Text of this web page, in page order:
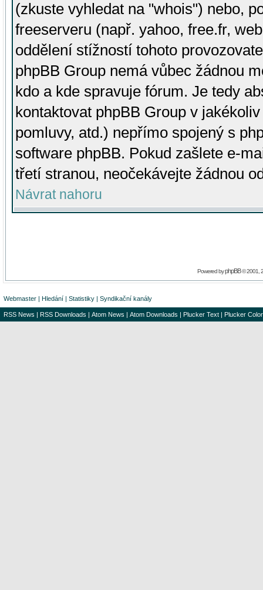
(zkuste vyhledat na "whois") nebo,
freeserveru (např. yahoo, free.fr,
oddělení stížností tohoto
phpBB Group nemá vůbec žádnou
kdo a kde spravuje fórum. Je tedy
kontaktovat phpBB Group v
pomluvy, atd.) nepřímo spojený s
software phpBB. Pokud zašlete e-
třetí stranou, neočekávejte žádnou
Návrat nahoru
Powered byphpBB© 2001,
Webmaster | Hledání | Statistiky | Syndikační kanály
RSS News | RSS Downloads | Atom News | Atom Downloads | Plucker Text | Plucker Color